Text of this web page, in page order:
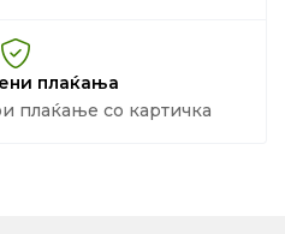
плаќања
плаќање со картичка